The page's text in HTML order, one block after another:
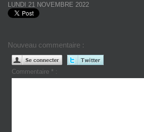
LUNDI 21 NOVEMBRE 2022
Nouveau commentaire :
Commentaire * :